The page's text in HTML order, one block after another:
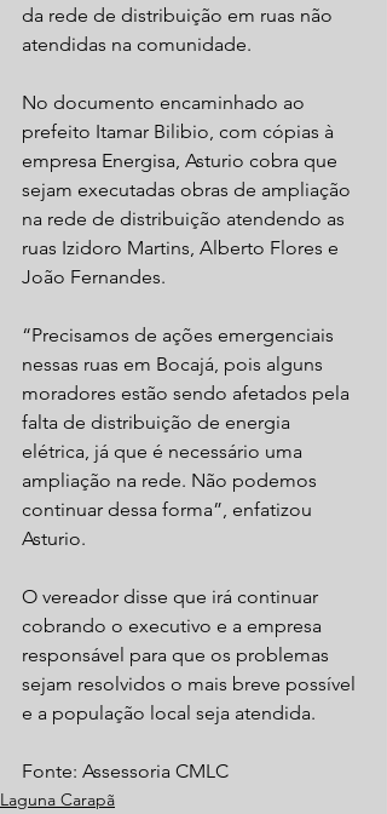
da rede de distribuição em ruas não
atendidas na comunidade.
No documento encaminhado ao
prefeito Itamar Bilibio, com cópias à
empresa Energisa, Asturio cobra que
sejam executadas obras de ampliação
na rede de distribuição atendendo as
ruas Izidoro Martins, Alberto Flores e
João Fernandes.
“Precisamos de ações emergenciais
nessas ruas em Bocajá, pois alguns
moradores estão sendo afetados pela
falta de distribuição de energia
elétrica, já que é necessário uma
ampliação na rede. Não podemos
continuar dessa forma”, enfatizou
Asturio.
O vereador disse que irá continuar
cobrando o executivo e a empresa
responsável para que os problemas
sejam resolvidos o mais breve possível
e a população local seja atendida.
Fonte: Assessoria CMLC
Laguna Carapã